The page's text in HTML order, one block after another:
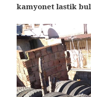
kamyonet lastik